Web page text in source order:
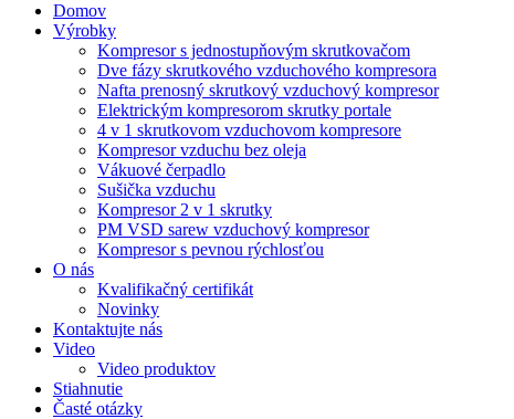
Domov
Výrobky
Kompresor s jednostupňovým skrutkovačom
Dve fázy skrutkového vzduchového kompresora
Nafta prenosný skrutkový vzduchový kompresor
Elektrickým kompresorom skrutky portale
4 v 1 skrutkovom vzduchovom kompresore
Kompresor vzduchu bez oleja
Vákuové čerpadlo
Sušička vzduchu
Kompresor 2 v 1 skrutky
PM VSD sarew vzduchový kompresor
Kompresor s pevnou rýchlosťou
O nás
Kvalifikačný certifikát
Novinky
Kontaktujte nás
Video
Video produktov
Stiahnutie
Časté otázky